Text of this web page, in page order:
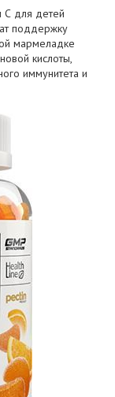
С для детей
поддержку
мармеладке
кислоты,
иммунитета и